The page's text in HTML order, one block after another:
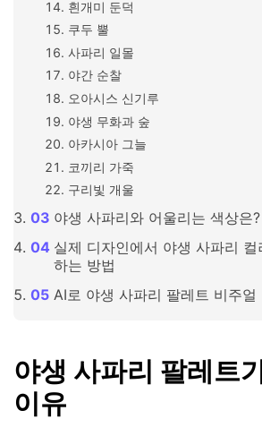
흰개미 둔덕
쿠두 뿔
사파리 일몰
야간 순찰
오아시스 신기루
야생 무화과 숲
아카시아 그늘
코끼리 가죽
구리빛 개울
야생 사파리와 어울리는 색상은?
실제 디자인에서 야생 사파리
하는 방법
AI로 야생 사파리 팔레트 비주얼
야생 사파리 팔레트
이유